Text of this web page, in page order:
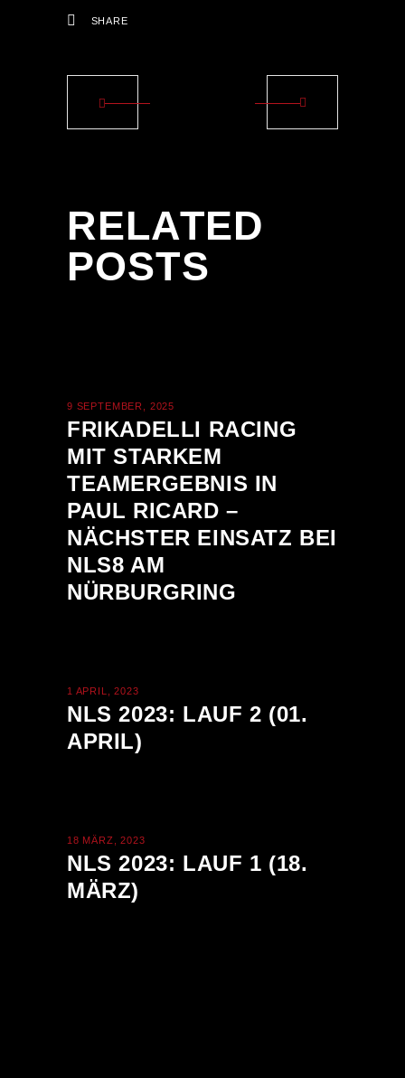
SHARE
RELATED
POSTS
9 SEPTEMBER, 2025
FRIKADELLI RACING
MIT STARKEM
TEAMERGEBNIS IN
PAUL RICARD –
NÄCHSTER EINSATZ BEI
NLS8 AM
NÜRBURGRING
1 APRIL, 2023
NLS 2023: LAUF 2 (01.
APRIL)
18 MÄRZ, 2023
NLS 2023: LAUF 1 (18.
MÄRZ)